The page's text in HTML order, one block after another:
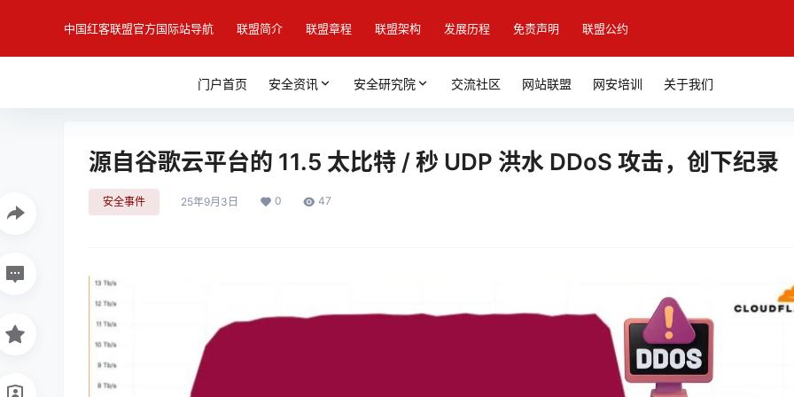
中国红客联盟官方国际站导航 联盟简介 联盟章程 联盟架构 发展历程 免责声明 联盟公约
门户首页 安全资讯 安全研究院 交流社区 网站联盟 网安培训 关于我们
源自谷歌云平台的 11.5 太比特 / 秒 UDP 洪水 DDoS 攻击，创下纪录
安全事件 25年9月3日 0 47